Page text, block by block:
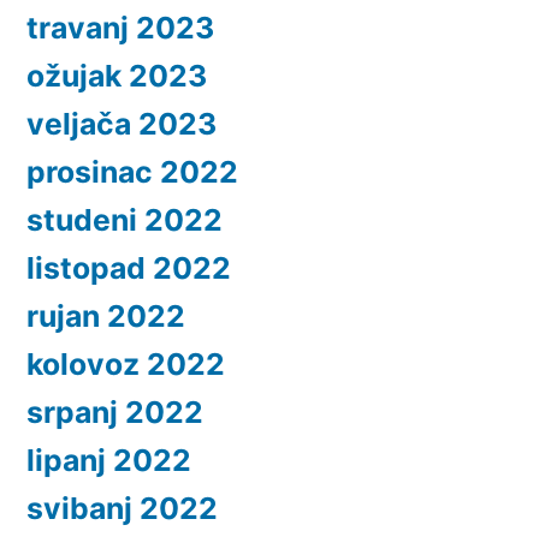
travanj 2023
ožujak 2023
veljača 2023
prosinac 2022
studeni 2022
listopad 2022
rujan 2022
kolovoz 2022
srpanj 2022
lipanj 2022
svibanj 2022